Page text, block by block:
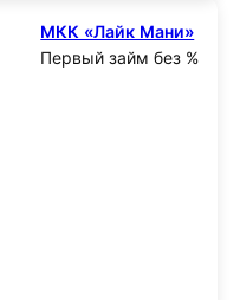
МКК «Лайк Мани»
Первый займ без %